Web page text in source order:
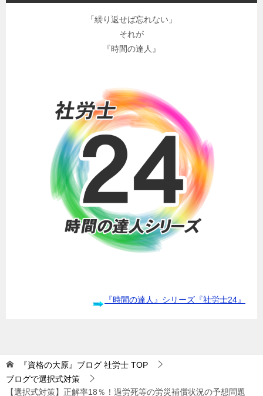
「繰り返せば忘れない」
それが
『時間の達人』
『時間の達人』シリーズ『社労士24』
『資格の大原』ブログ 社労士 TOP
ブログで選択式対策
【選択式対策】正解率18％！過労死等の労災補償状況の予想問題